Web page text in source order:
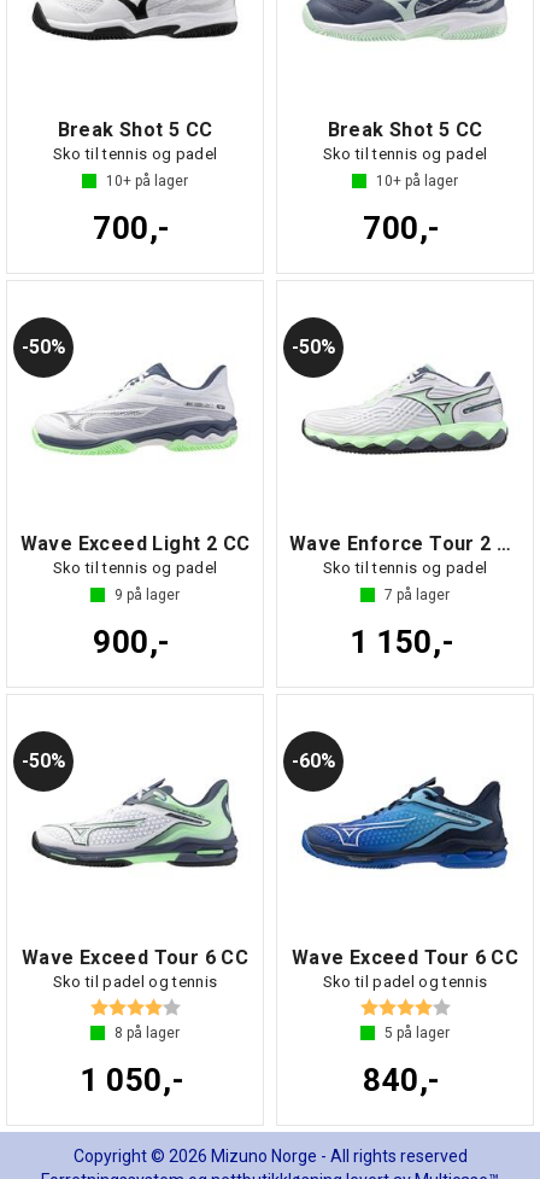
Break Shot 5 CC
Sko til tennis og padel
10+ på lager
700,-
Break Shot 5 CC
Sko til tennis og padel
10+ på lager
700,-
50%
Wave Exceed Light 2 CC
Sko til tennis og padel
9 på lager
900,-
50%
Wave Enforce Tour 2 CC
Sko til tennis og padel
7 på lager
1 150,-
50%
Wave Exceed Tour 6 CC
Sko til padel og tennis
Karakter: 4.0 av 5 mulige
8 på lager
1 050,-
60%
Wave Exceed Tour 6 CC
Sko til padel og tennis
Karakter: 4.0 av 5
5 på lager
840,-
Copyright © 2026 Mizuno Norge - All rights reserved